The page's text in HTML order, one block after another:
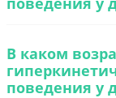
В каком
поведения у